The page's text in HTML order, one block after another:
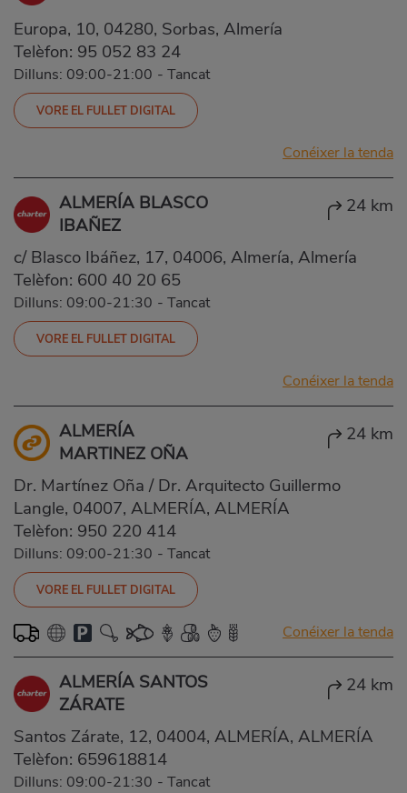
Europa, 10, 04280, Sorbas, Almería
Telèfon: 95 052 83 24
Dilluns: 09:00-21:00 - Tancat
VORE EL FULLET DIGITAL
Conéixer la tenda
ALMERÍA BLASCO
IBAÑEZ
24 km
c/ Blasco Ibáñez, 17, 04006, Almería, Almería
Telèfon: 600 40 20 65
Dilluns: 09:00-21:30 - Tancat
VORE EL FULLET DIGITAL
Conéixer la tenda
ALMERÍA
MARTINEZ OÑA
24 km
Dr. Martínez Oña / Dr. Arquitecto Guillermo
Langle, 04007, ALMERÍA, ALMERÍA
Telèfon: 950 220 414
Dilluns: 09:00-21:30 - Tancat
VORE EL FULLET DIGITAL
Conéixer la tenda
ALMERÍA SANTOS
ZÁRATE
24 km
Santos Zárate, 12, 04004, ALMERÍA, ALMERÍA
Telèfon: 659618814
Dilluns: 09:00-21:30 - Tancat